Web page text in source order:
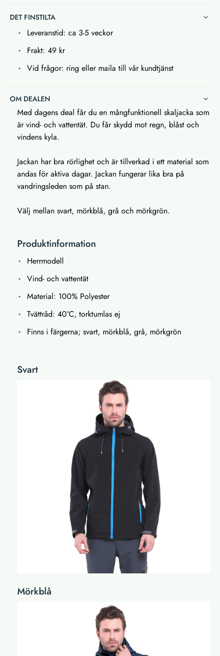
DET FINSTILTA
Leveranstid: ca 3-5 veckor
Frakt: 49 kr
Vid frågor: ring eller maila till vår kundtjänst
OM DEALEN
Med dagens deal får du en mångfunktionell skaljacka som
är vind- och vattentät. Du får skydd mot regn, blåst och
vindens kyla.
Jackan har bra rörlighet och är tillverkad i ett material som
andas för aktiva dagar. Jackan fungerar lika bra på
vandringsleden som på stan.
Välj mellan svart, mörkblå, grå och mörkgrön.
Produktinformation
Herrmodell
Vind- och vattentät
Material: 100% Polyester
Tvättråd: 40°C, torktumlas ej
Finns i färgerna; svart, mörkblå, grå, mörkgrön
Svart
Mörkblå